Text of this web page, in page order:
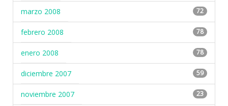
marzo 2008 72
febrero 2008 78
enero 2008 78
diciembre 2007 59
noviembre 2007 23